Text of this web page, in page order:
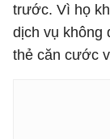
trước. Vì họ
dịch vụ không
thẻ căn cước